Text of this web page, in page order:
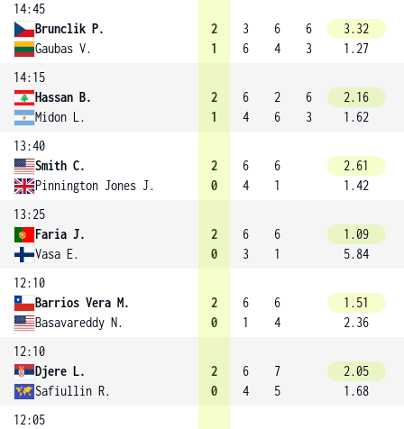
14:45
Brunclik P.
Gaubas V.
2
1
3
6
6
4
6
3
3.32
1.27
14:15
Hassan B.
Midon L.
2
1
6
4
2
6
6
3
2.16
1.62
13:40
Smith C.
Pinnington Jones J.
2
0
6
4
6
1
2.61
1.42
13:25
Faria J.
Vasa E.
2
0
6
3
6
1
1.09
5.84
12:10
Barrios Vera M.
Basavareddy N.
2
0
6
1
6
4
1.51
2.36
12:10
Djere L.
Safiullin R.
2
0
6
4
7
5
2.05
1.68
12:05